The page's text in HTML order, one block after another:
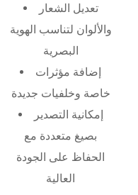
تعديل الشعار
والألوان لتناسب الهوية
البصرية
إضافة مؤثرات
خاصة وخلفيات جديدة
إمكانية التصدير
بصيغ متعددة مع
الحفاظ على الجودة
العالية